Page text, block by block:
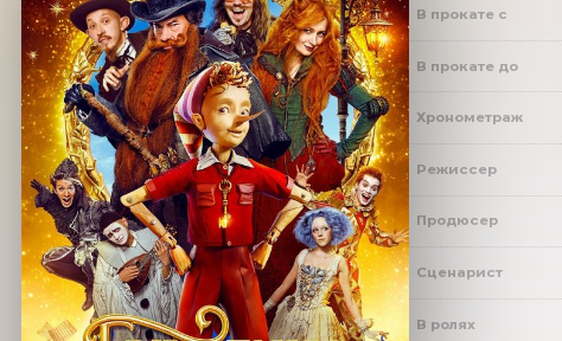
В прокате с
В прокате до
Хронометраж
Режиссер
Продюсер
Сценарист
В ролях